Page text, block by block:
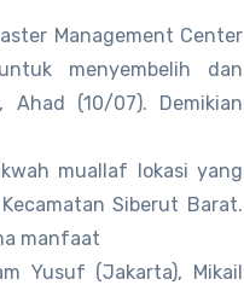
Management Center
menyembelih dan
Ahad (10/07). Demikian
muallaf lokasi yang
Siberut Barat.
manfaat
Yusuf (Jakarta), Mikail